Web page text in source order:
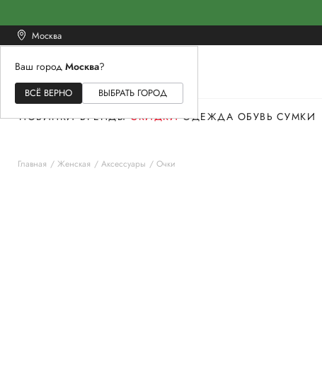
Москва
Ваш город Москва?
ВСЁ ВЕРНО ВЫБРАТЬ ГОРОД
ЖЕНСКОЕМУЖСКОЕ
НОВИНКИ БРЕНДЫ СКИДКИ ОДЕЖДА ОБУВЬ СУМКИ
Главная Женская Аксессуары Очки